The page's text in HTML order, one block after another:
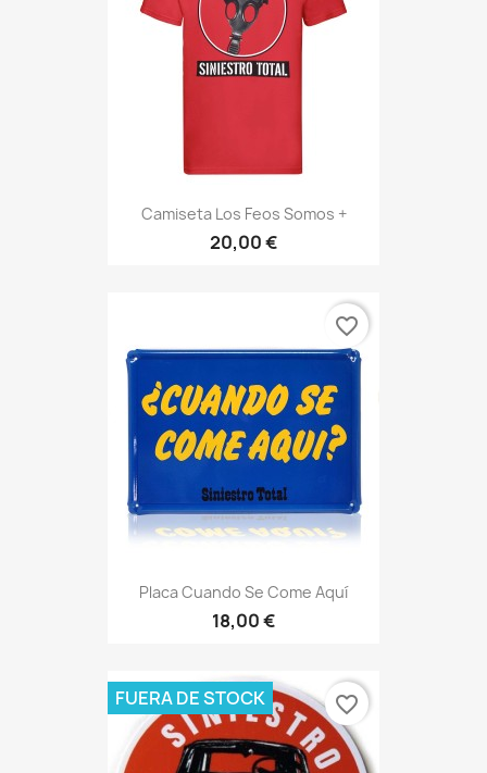
Camiseta Los Feos Somos +
20,00 €
Placa Cuando Se Come Aquí
18,00 €
favorite_border
FUERA DE STOCK favorite_border